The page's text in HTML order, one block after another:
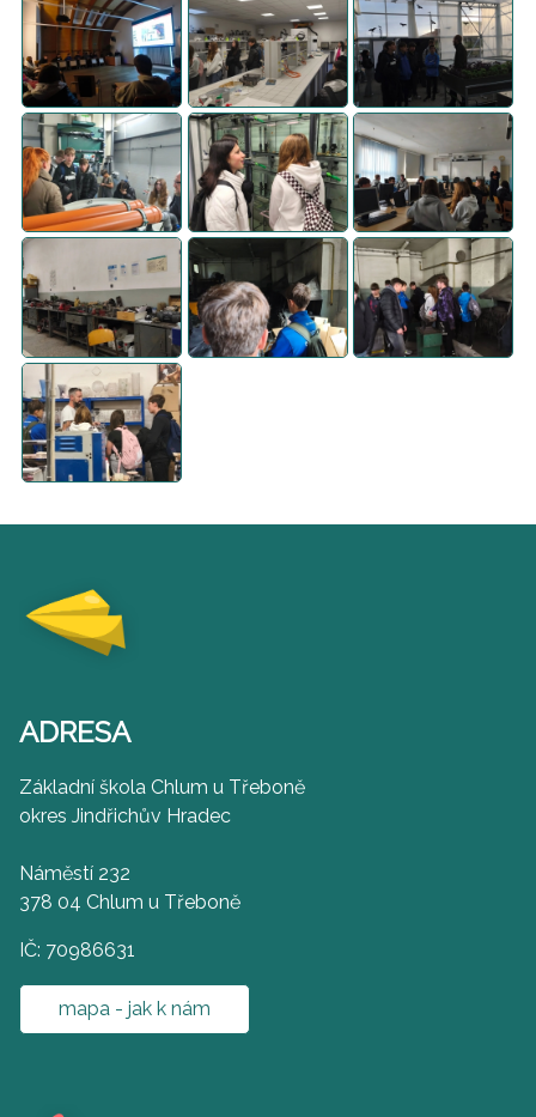
ADRESA
Základní škola Chlum u Třeboně
okres Jindřichův Hradec
Náměstí 232
378 04 Chlum u Třeboně
IČ: 70986631
mapa - jak k nám